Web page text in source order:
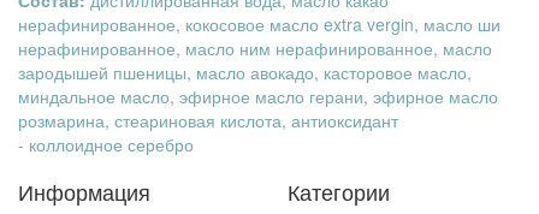
нерафинированное, кокосовое масло extra vergin, масло ши
нерафинированное, масло ним нерафинированное, масло
зародышей пшеницы, масло авокадо, касторовое масло,
миндальное масло, эфирное масло герани, эфирное масло
розмарина, стеариновая кислота, антиоксидант
- коллоидное серебро
Информация Категории